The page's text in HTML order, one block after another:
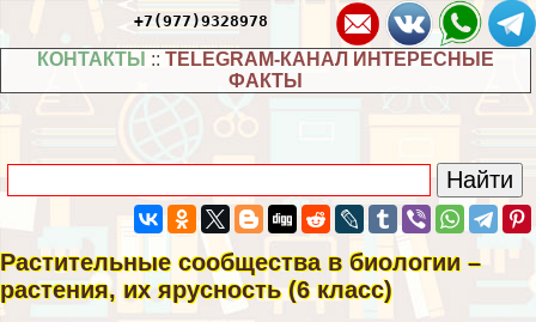
+7(977)9328978
КОНТАКТЫ :: TELEGRAM-КАНАЛ ИНТЕРЕСНЫЕ
ФАКТЫ
Растительные сообщества в биологии –
растения, их ярусность (6 класс)